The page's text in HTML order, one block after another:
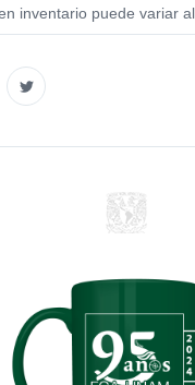
inventario puede variar